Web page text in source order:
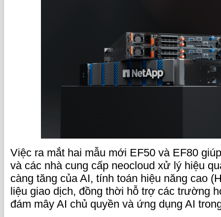
Việc ra mắt hai mẫu mới EF50 và EF80
và các nhà cung cấp neocloud xử lý hiệu
càng tăng của AI, tính toán hiệu năng cao
liệu giao dịch, đồng thời hỗ trợ các trường
đám mây AI chủ quyền và ứng dụng AI